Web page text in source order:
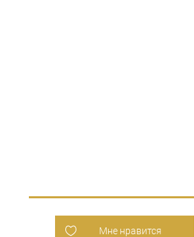
Мне нравится